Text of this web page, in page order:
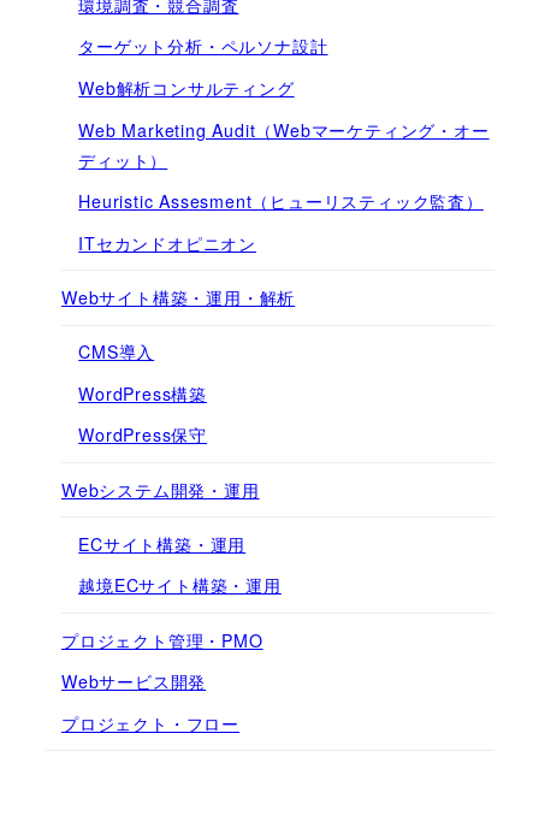
ターゲット分析・ペルソナ設計
Web解析コンサルティング
Web Marketing Audit（Webマーケティング・オー
ディット）
Heuristic Assesment（ヒューリスティック監査）
ITセカンドオピニオン
Webサイト構築・運用・解析
CMS導入
WordPress構築
WordPress保守
Webシステム開発・運用
ECサイト構築・運用
越境ECサイト構築・運用
プロジェクト管理・PMO
Webサービス開発
プロジェクト・フロー